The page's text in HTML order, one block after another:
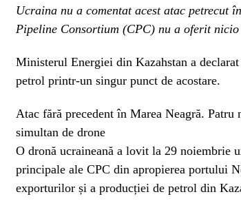
Ucraina nu a comentat acest atac petrecut
Pipeline Consortium (CPC) nu a oferit
Ministerul Energiei din Kazahstan a
petrol printr-un singur punct de acostare.
Atac fără precedent în Marea Neagră.
simultan de drone
O dronă ucraineană a lovit la 29 noiembrie
principale ale CPC din apropierea portului
exporturilor și a producției de petrol din